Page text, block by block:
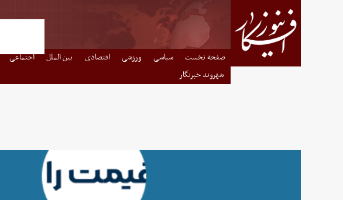
صفحه نخست سیاسی ورزشی اقتصادی بین الملل اجتماعی
شهروند خبرنگار